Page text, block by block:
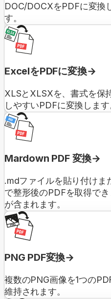
DOC/DOCXをPDFに変換
す。
ExcelをPDFに変換
XLSとXLSXを、書式を保
しやすいPDFに変換します
Mardown PDF 変換
.mdファイルを貼り付けま
で整形後のPDFを取得で
が含まれます。
PNG PDF変換
複数のPNG画像を1つの
維持されます。